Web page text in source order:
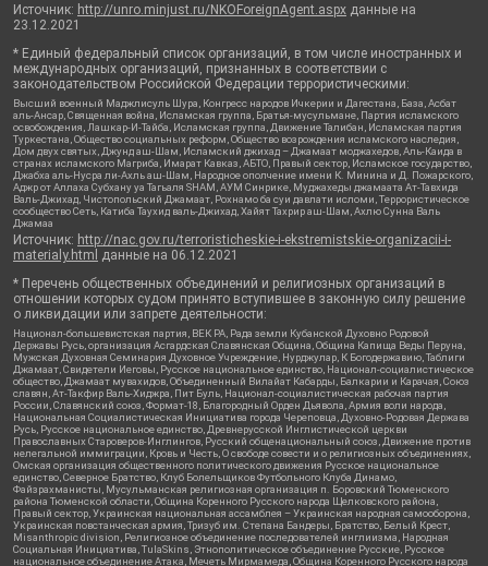
Источник: http://unro.minjust.ru/NKOForeignAgent.aspx данные на
23.12.2021
* Единый федеральный список организаций, в том числе иностранных и
международных организаций, признанных в соответствии с
законодательством Российской Федерации террористическими:
Высший военный Маджлисуль Шура, Конгресс народов Ичкерии и Дагестана, База, Асбат
аль-Ансар, Священная война, Исламская группа, Братья-мусульмане, Партия исламского
освобождения, Лашкар-И-Тайба, Исламская группа, Движение Талибан, Исламская партия
Туркестана, Общество социальных реформ, Общество возрождения исламского наследия,
Дом двух святых, Джунд аш-Шам, Исламский джихад – Джамаат моджахедов, Аль-Каида в
странах исламского Магриба, Имарат Кавказ, АБТО, Правый сектор, Исламское государство,
Джабха аль-Нусра ли-Ахль аш-Шам, Народное ополчение имени К. Минина и Д. Пожарского,
Аджр от Аллаха Субхану уа Тагьаля SHAM, АУМ Синрике, Муджахеды джамаата Ат-Тавхида
Валь-Джихад, Чистопольский Джамаат, Рохнамо ба суи давлати исломи, Террористическое
сообщество Сеть, Катиба Таухид валь-Джихад, Хайят Тахрир аш-Шам, Ахлю Сунна Валь
Джамаа
Источник: http://nac.gov.ru/terroristicheskie-i-ekstremistskie-organizacii-i-
materialy.html данные на 06.12.2021
* Перечень общественных объединений и религиозных организаций в
отношении которых судом принято вступившее в законную силу решение
о ликвидации или запрете деятельности:
Национал-большевистская партия, ВЕК РА, Рада земли Кубанской Духовно Родовой
Державы Русь, организация Асгардская Славянская Община, Община Капища Веды Перуна,
Мужская Духовная Семинария Духовное Учреждение, Нурджулар, К Богодержавию, Таблиги
Джамаат, Свидетели Иеговы, Русское национальное единство, Национал-социалистическое
общество, Джамаат мувахидов, Объединенный Вилайат Кабарды, Балкарии и Карачая, Союз
славян, Ат-Такфир Валь-Хиджра, Пит Буль, Национал-социалистическая рабочая партия
России, Славянский союз, Формат-18, Благородный Орден Дьявола, Армия воли народа,
Национальная Социалистическая Инициатива города Череповца, Духовно-Родовая Держава
Русь, Русское национальное единство, Древнерусской Инглистической церкви
Православных Староверов-Инглингов, Русский общенациональный союз, Движение против
нелегальной иммиграции, Кровь и Честь, О свободе совести и о религиозных объединениях,
Омская организация общественного политического движения Русское национальное
единство, Северное Братство, Клуб Болельщиков Футбольного Клуба Динамо,
Файзрахманисты, Мусульманская религиозная организация п. Боровский Тюменского
района Тюменской области, Община Коренного Русского народа Щелковского района,
Правый сектор, Украинская национальная ассамблея – Украинская народная самооборона,
Украинская повстанческая армия, Тризуб им. Степана Бандеры, Братство, Белый Крест,
Misanthropic division, Религиозное объединение последователей инглиизма, Народная
Социальная Инициатива, TulaSkins, Этнополитическое объединение Русские, Русское
национальное объединение Атака, Мечеть Мирмамеда, Община Коренного Русского народа